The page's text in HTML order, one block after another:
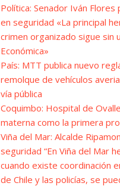
Política: Senador Iván
en seguridad «La principal
crimen organizado sigue sin
Económica»
País: MTT publica nuevo
remolque de vehículos
vía pública
Coquimbo: Hospital de
materna como la primera
Viña del Mar: Alcalde
seguridad “En Viña del Mar
cuando existe coordinación
de Chile y las policías, se